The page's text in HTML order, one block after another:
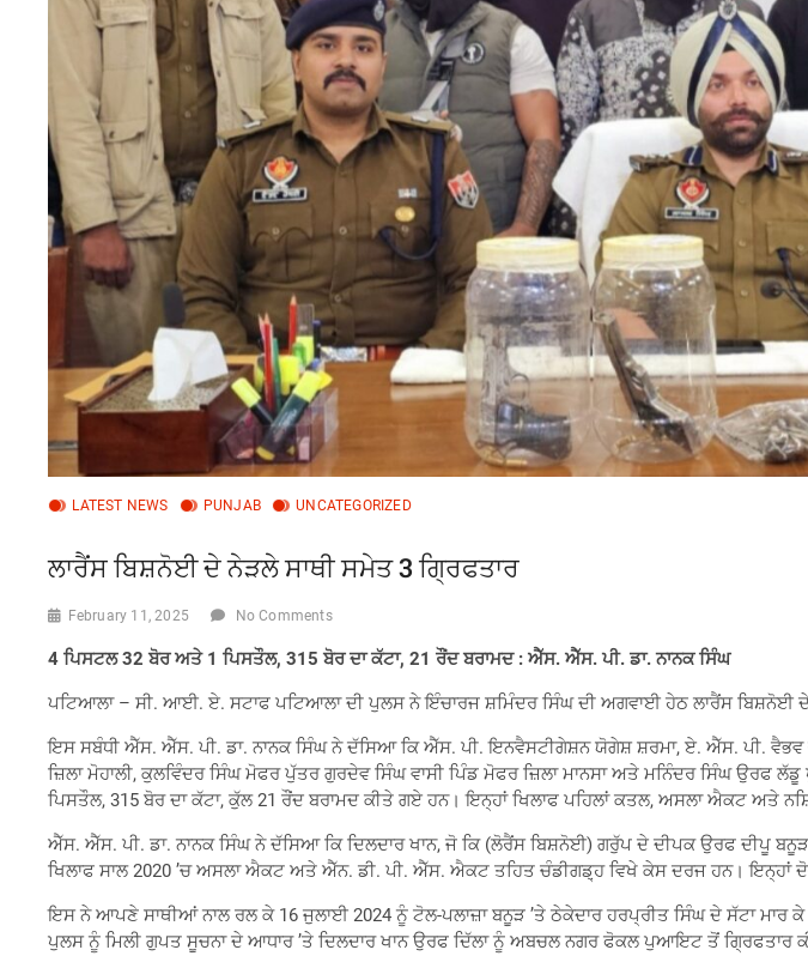
LATEST NEWS PUNJAB UNCATEGORIZED
ਲਾਰੈਂਸ ਬਿਸ਼ਨੋਈ ਦੇ ਨੇੜਲੇ ਸਾਥੀ ਸਮੇਤ 3 ਗ੍ਰਿਫਤਾਰ
February 11, 2025 No Comments
4 ਪਿਸਟਲ 32 ਬੋਰ ਅਤੇ 1 ਪਿਸਤੌਲ, 315 ਬੋਰ ਦਾ ਕੱਟਾ, 21 ਰੌਂਦ ਬਰਾਮਦ : ਐੱਸ. ਐੱਸ. ਪੀ. ਡਾ. ਨਾਨਕ ਸਿੰਘ
ਪਟਿਆਲਾ – ਸੀ. ਆਈ. ਏ. ਸਟਾਫ ਪਟਿਆਲਾ ਦੀ ਪੁਲਸ ਨੇ ਇੰਚਾਰਜ ਸ਼ਮਿੰਦਰ ਸਿੰਘ ਦੀ ਅਗਵਾਈ ਹੇਠ ਲਾਰੈਂਸ ਬਿਸ਼ਨੋਈ
ਇਸ ਸਬੰਧੀ ਐੱਸ. ਐੱਸ. ਪੀ. ਡਾ. ਨਾਨਕ ਸਿੰਘ ਨੇ ਦੱਸਿਆ ਕਿ ਐੱਸ. ਪੀ. ਇਨਵੈਸਟੀਗੇਸ਼ਨ ਯੋਗੇਸ਼ ਸ਼ਰਮਾ, ਏ. ਐੱਸ. ਪੀ. ਵੈਭਵ
ਜ਼ਿਲਾ ਮੋਹਾਲੀ, ਕੁਲਵਿੰਦਰ ਸਿੰਘ ਮੋਫਰ ਪੁੱਤਰ ਗੁਰਦੇਵ ਸਿੰਘ ਵਾਸੀ ਪਿੰਡ ਮੋਫਰ ਜ਼ਿਲਾ ਮਾਨਸਾ ਅਤੇ ਮਨਿੰਦਰ ਸਿੰਘ ਉਰਫ
ਪਿਸਤੌਲ, 315 ਬੋਰ ਦਾ ਕੱਟਾ, ਕੁੱਲ 21 ਰੌਂਦ ਬਰਾਮਦ ਕੀਤੇ ਗਏ ਹਨ। ਇਨ੍ਹਾਂ ਖਿਲਾਫ ਪਹਿਲਾਂ ਕਤਲ, ਅਸਲਾ ਐਕਟ ਅਤੇ
ਐੱਸ. ਐੱਸ. ਪੀ. ਡਾ. ਨਾਨਕ ਸਿੰਘ ਨੇ ਦੱਸਿਆ ਕਿ ਦਿਲਦਾਰ ਖਾਨ, ਜੋ ਕਿ (ਲੋਰੈਂਸ ਬਿਸ਼ਨੋਈ) ਗਰੁੱਪ ਦੇ ਦੀਪਕ ਉਰਫ ਦੀਪੂ
ਖਿਲਾਫ ਸਾਲ 2020 ’ਚ ਅਸਲਾ ਐਕਟ ਅਤੇ ਐੱਨ. ਡੀ. ਪੀ. ਐੱਸ. ਐਕਟ ਤਹਿਤ ਚੰਡੀਗਡ਼੍ਹ ਵਿਖੇ ਕੇਸ ਦਰਜ ਹਨ। ਇਨ੍ਹਾਂ
ਇਸ ਨੇ ਆਪਣੇ ਸਾਥੀਆਂ ਨਾਲ ਰਲ ਕੇ 16 ਜੁਲਾਈ 2024 ਨੂੰ ਟੋਲ-ਪਲਾਜ਼ਾ ਬਨੂੜ ’ਤੇ ਠੇਕੇਦਾਰ ਹਰਪ੍ਰੀਤ ਸਿੰਘ ਦੇ ਸੱਟਾ
ਪੁਲਸ ਨੂੰ ਮਿਲੀ ਗੁਪਤ ਸੂਚਨਾ ਦੇ ਆਧਾਰ ’ਤੇ ਦਿਲਦਾਰ ਖਾਨ ਉਰਫ ਦਿੱਲਾ ਨੂੰ ਅਬਚਲ ਨਗਰ ਫੋਕਲ ਪੁਆਇਟ ਤੋਂ ਗ੍ਰਿਫਤਾਰ